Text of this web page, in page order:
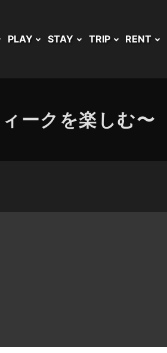
PLAY STAY TRIP RENT
ークを楽しむ〜